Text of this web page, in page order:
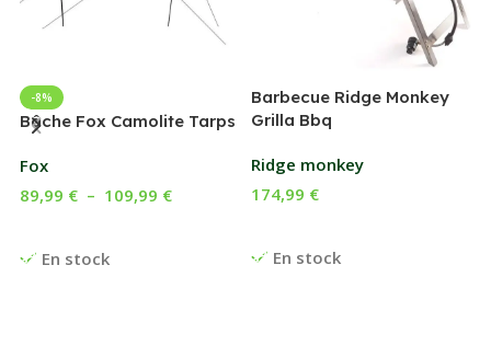
-8%
Bâche Fox Camolite Tarps
Fox
En stock
89,99 € – 109,99 €
Barbecue Ridge Monkey
Grilla Bbq
Ridge monkey
En stock
174,99 €